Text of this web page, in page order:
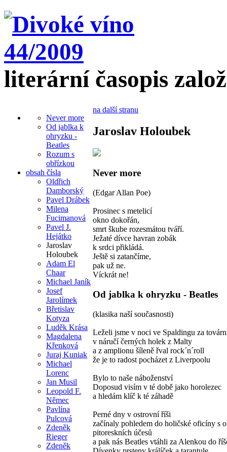
literární časopis
Never more
Od jablka k
ohryzku -
Beatles
Rozum s
obřízkou
obsah čísla
Oldřich
Damborský
Pavel Drábek
Milena
Fucimanová
Pavel J.
Hejátko
Jaroslav
Holoubek
Adam El
Chaar
Michael Janík
Josef
Jarolímek
Břetislav
Kotyza
Luděk Krása
Magdalena
Křenková
Juraj Kuniak
Michael
Lorenc
Jan Musil
Leopold F.
Němec
Pavlína
Pulcová
Zdeněk
Rieger
Zdeněk
na další stranu
Jaroslav Holoubek
Never more
(Edgar Allan Poe)
Prosinec s metelicí
okno dokořán,
smrt škube rozesmátou tváří.
Ježaté dívce havran zobák
k srdci přikládá.
Ještě si zatančíme,
pak už ne.
Víckrát ne!
Od jablka k ohryzku - Beatles
(klasika naší současnosti)
Leželi jsme v noci ve Spaldingu za
v náručí černých holek z Malty
a z amplionu šíleně řval rock´n´roll
že je to radost pocházet z Liverpoolu
Bylo to naše náboženství
Doposud visím v té době jako horolezec
a hledám klíč k té záhadě
Perné dny v ostrovní říši
začínaly pohledem do holičské oficíny s
pitoreskních účesů
a pak nás Beatles vtáhli za Alenkou do